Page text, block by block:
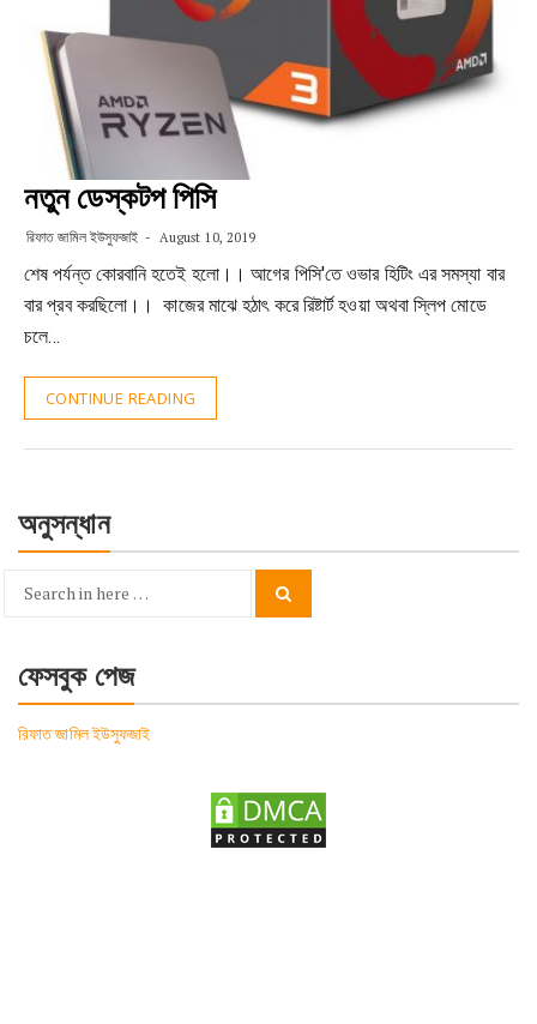
নতুন ডেস্কটপ পিসি
রিফাত জামিল ইউসুফজাই August 10, 2019
শেষ পর্যন্ত কোরবানি হতেই হলো।। আগের পিসি'তে ওভার হিটিং এর সমস্যা বার
বার প্রব করছিলো।। কাজের মাঝে হঠাৎ করে রিষ্টার্ট হওয়া অথবা স্লিপ মোডে
চলে…
CONTINUE READING
অনুসন্ধান
Search
ফেসবুক পেজ
রিফাত জামিল ইউসুফজাই